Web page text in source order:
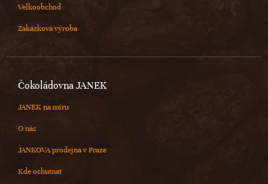
Velkoobchod
Zakázková výroba
Čokoládovna JANEK
JANEK na míru
O nás
JANKOVA prodejna v Praze
Kde ochutnat